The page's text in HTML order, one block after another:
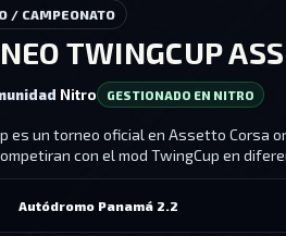
/ CAMPEONATO
TWINGCUP
Nitro GESTIONADO EN NITRO
es un torneo oficial en Assetto Corsa
con el mod TwingCup en
Autódromo Panamá 2.2